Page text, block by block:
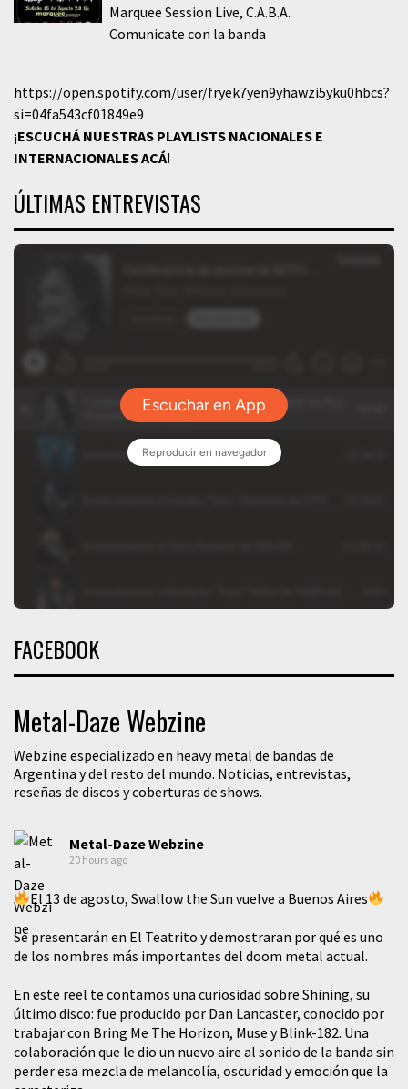
Marquee Session Live C.A.B.A.
Comunicate con la banda
https://open.spotify.com/user/fryek7yen9yhawzi5yku0hbcs?
si=04fa543cf01849e9
¡ESCUCHÁ NUESTRAS PLAYLISTS NACIONALES E
INTERNACIONALESACÁ!
ÚLTIMAS ENTREVISTAS
FACEBOOK
Metal-Daze Webzine
Webzine especializado en heavy metal de bandas de
Argentina y del resto del mundo. Noticias, entrevistas,
reseñas de discos y coberturas de shows.
Metal-Daze Webzine
20 hours ago
El 13 de agosto, Swallow the Sun vuelve a Buenos Aires
Se presentarán en El Teatrito y demostraran por qué es uno
de los nombres más importantes del doom metal actual.
En este reel te contamos una curiosidad sobre Shining, su
último disco: fue producido por Dan Lancaster, conocido por
trabajar con Bring Me The Horizon, Muse y Blink-182. Una
colaboración que le dio un nuevo aire al sonido de la banda sin
perder esa mezcla de melancolía, oscuridad y emoción que la